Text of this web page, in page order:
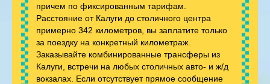
причем по фиксированным тарифам.
Расстояние от Калуги до столичного центра
примерно 342 километров, вы заплатите только
за поездку на конкретный километраж.
Заказывайте комбинированные трансферы из
Калуги, встречи на любых столичных авто- и ж/д
вокзалах. Если отсутствует прямое сообщение